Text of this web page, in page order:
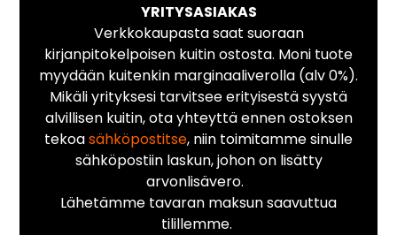
YRITYSASIAKAS
Verkkokaupasta saat suoraan
kirjanpitokelpoisen kuitin ostosta. Moni tuote
myydään kuitenkin marginaaliverolla (alv 0%).
Mikäli yrityksesi tarvitsee erityisestä syystä
alvillisen kuitin, ota yhteyttä ennen ostoksen
tekoasähköpostitse, niin toimitamme sinulle
sähköpostiin laskun, johon on lisätty
arvonlisävero.
Lähetämme tavaran maksun saavuttua
tilillemme.